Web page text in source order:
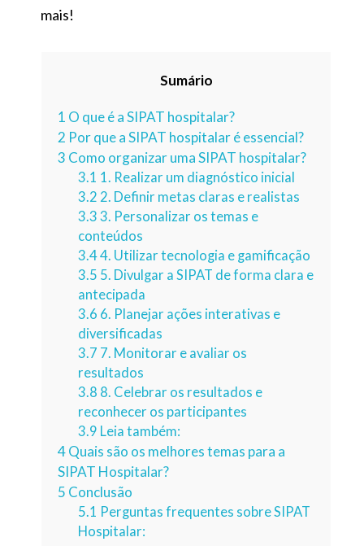
mais!
Sumário
1 O que é a SIPAT hospitalar?
2 Por que a SIPAT hospitalar é essencial?
3 Como organizar uma SIPAT hospitalar?
3.1 1. Realizar um diagnóstico inicial
3.2 2. Definir metas claras e realistas
3.3 3. Personalizar os temas e
conteúdos
3.44. Utilizar tecnologia e gamificação
3.5 5. Divulgar a SIPAT de forma clara e
antecipada
3.6 6. Planejar ações interativas e
diversificadas
3.7 7. Monitorar e avaliar os
resultados
3.8 8. Celebrar os resultados e
reconhecer os participantes
3.9 Leia também:
4Quais são os melhores temas para a
SIPAT Hospitalar?
5 Conclusão
5.1 Perguntas frequentes sobre SIPAT
Hospitalar: